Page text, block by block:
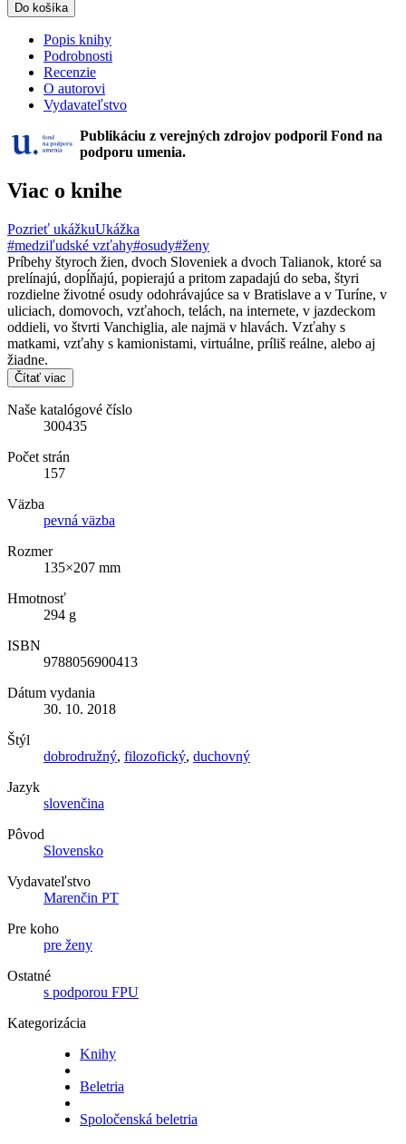
Do košíka
Popis knihy
Podrobnosti
Recenzie
O autorovi
Vydavateľstvo
Publikáciu z verejných zdrojov podporil Fond na
podporu umenia.
Viac o knihe
Pozrieť ukážkuUkážka
#medziľudské vzťahy#osudy#ženy
Príbehy štyroch žien, dvoch Sloveniek a dvoch Talianok, ktoré sa
prelínajú, dopĺňajú, popierajú a pritom zapadajú do seba, štyri
rozdielne životné osudy odohrávajúce sa v Bratislave a v Turíne, v
uliciach, domovoch, vzťahoch, telách, na internete, v jazdeckom
oddieli, vo štvrti Vanchiglia, ale najmä v hlavách. Vzťahy s
matkami, vzťahy s kamionistami, virtuálne, príliš reálne, alebo aj
žiadne.
Čítať viac
Naše katalógové číslo
300435
Počet strán
157
Väzba
pevná väzba
Rozmer
135×207 mm
Hmotnosť
294 g
ISBN
9788056900413
Dátum vydania
30. 10. 2018
Štýl
dobrodružný, filozofický, duchovný
Jazyk
slovenčina
Pôvod
Slovensko
Vydavateľstvo
Marenčin PT
Pre koho
pre ženy
Ostatné
s podporou FPU
Kategorizácia
Knihy
Beletria
Spoločenská beletria